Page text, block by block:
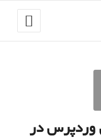
وردپرس در